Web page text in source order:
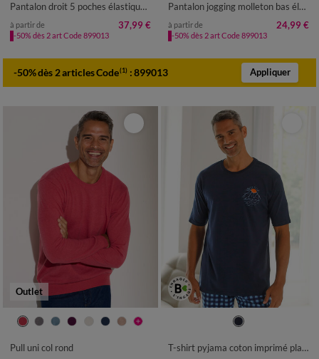
Pantalon droit 5 poches élastiqué côtés - L28
à partir de 37,99 €
-50% dès 2 art Code 899013
Pantalon jogging molleton bas élastiqué
à partir de 24,99 €
-50% dès 2 art Code 899013
-50% dès 2 articles Code(1) :899013 Appliquer
Outlet
S M L XL XXL 3XL 4XL
Pull uni col rond
XXL
T-shirt pyjama coton imprimé placé manches courtes